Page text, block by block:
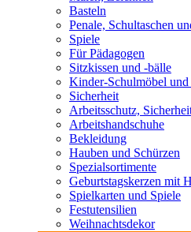
Basteln
Penale, Schultaschen
Spiele
Für Pädagogen
Sitzkissen und -bälle
Kinder-Schulmöbel und
Sicherheit
Arbeitsschutz,
Arbeitshandschuhe
Bekleidung
Hauben und Schürzen
Spezialsortimente
Geburtstagskerzen mit
Spielkarten und Spiele
Festutensilien
Weihnachtsdekor